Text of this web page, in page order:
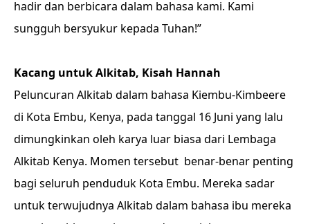
hadir dan berbicara dalam bahasa kami. Kami
sungguh bersyukur kepada Tuhan!”
Kacang untuk Alkitab, Kisah Hannah
Peluncuran Alkitab dalam bahasa Kiembu-Kimbeere
di Kota Embu, Kenya, pada tanggal 16 Juni yang lalu
dimungkinkan oleh karya luar biasa dari Lembaga
Alkitab Kenya. Momen tersebut benar-benar penting
bagi seluruh penduduk Kota Embu. Mereka sadar
untuk terwujudnya Alkitab dalam bahasa ibu mereka